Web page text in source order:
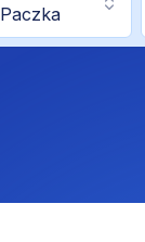
Paczka